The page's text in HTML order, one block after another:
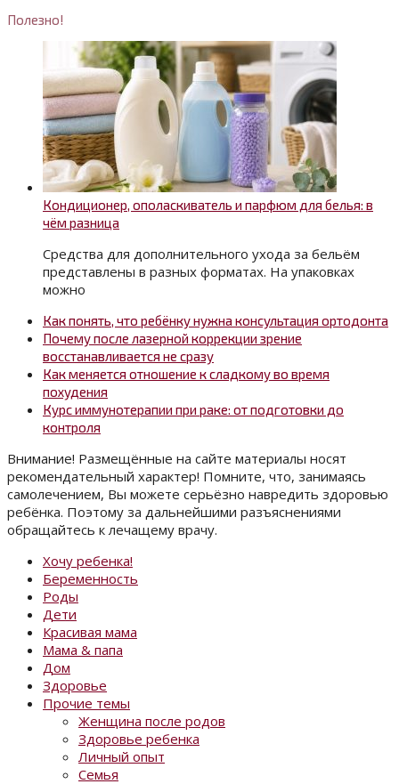
Полезно!
Кондиционер, ополаскиватель и парфюм для белья: в
чём разница
Средства для дополнительного ухода за бельём
представлены в разных форматах. На упаковках
можно
Как понять, что ребёнку нужна консультация ортодонта
Почему после лазерной коррекции зрение
восстанавливается не сразу
Как меняется отношение к сладкому во время
похудения
Курс иммунотерапии при раке: от подготовки до
контроля
Внимание! Размещённые на сайте материалы носят
рекомендательный характер! Помните, что, занимаясь
самолечением, Вы можете серьёзно навредить здоровью
ребёнка. Поэтому за дальнейшими разъяснениями
обращайтесь к лечащему врачу.
Хочу ребенка!
Беременность
Роды
Дети
Красивая мама
Мама & папа
Дом
Здоровье
Прочие темы
Женщина после родов
Здоровье ребенка
Личный опыт
Семья